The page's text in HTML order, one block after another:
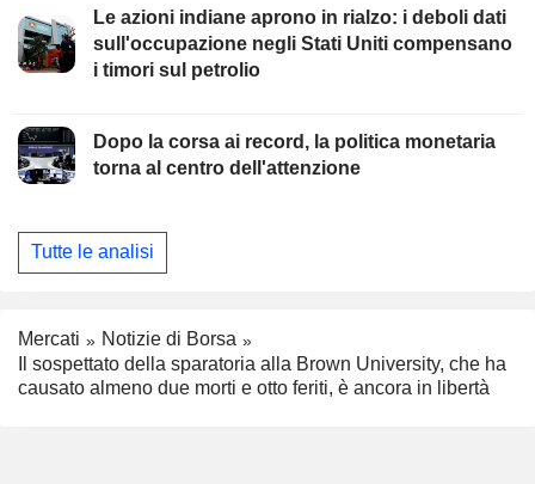
Le azioni indiane aprono in rialzo: i deboli dati
sull'occupazione negli Stati Uniti compensano
i timori sul petrolio
Dopo la corsa ai record, la politica monetaria
torna al centro dell'attenzione
Tutte le analisi
Mercati
Notizie di Borsa
Il sospettato della sparatoria alla Brown University, che ha
causato almeno due morti e otto feriti, è ancora in libertà